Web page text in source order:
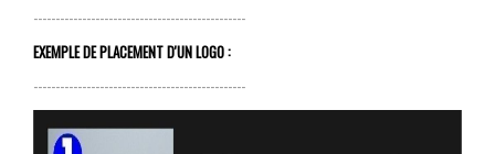
------------------------------------------------
EXEMPLE DE PLACEMENT D'UN LOGO :
------------------------------------------------